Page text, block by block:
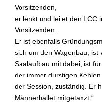
Vorsitzenden,
er lenkt und leitet den LCC
Vorsitzenden.
Er ist ebenfalls
sich um den Wagenbau, ist
Saalaufbau mit dabei, ist
der immer durstigen
der Session, zuständig. Er
Männerballet mitgetanzt.“